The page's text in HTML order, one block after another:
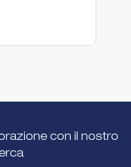
con il nostro